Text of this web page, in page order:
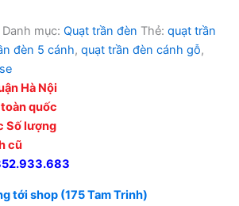
Danh mục: Quạt trần đèn Thẻ: quạt trần
đèn 5 cánh, quạt trần đèn cánh gỗ,
Hà Nội
toàn quốc
Số lượng
cũ
tới shop (175 Tam Trinh)